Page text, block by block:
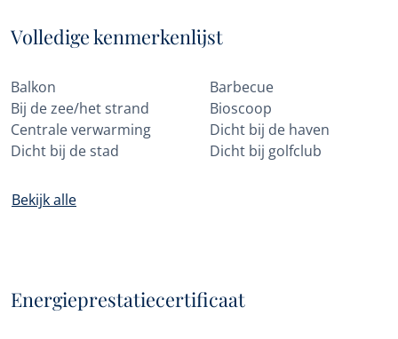
Volledige kenmerkenlijst
Balkon
Barbecue
Bij de zee/het strand
Bioscoop
Centrale verwarming
Dicht bij de haven
Dicht bij de stad
Dicht bij golfclub
Bekijk alle
Energieprestatiecertificaat